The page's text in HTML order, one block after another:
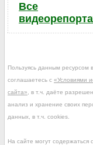
Все
Пользуясь данным ресурсом
соглашаетесь с «Условиями
сайта» , в т.ч. даёте
анализ и хранение своих
данных, в т.ч. cookies.
На сайте могут содержаться